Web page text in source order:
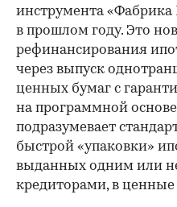
инструмента
в прошлом году. Это
рефинансирования
через выпуск
ценных бумаг с
на программной
подразумевает
быстрой «упаковки»
выданных одним или
кредиторами, в ценные